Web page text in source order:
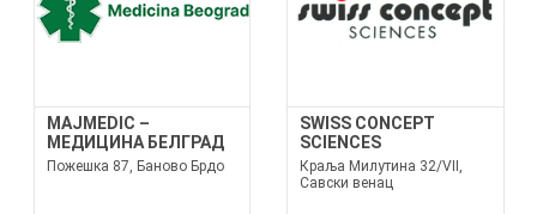
MAJMEDIC –
МЕДИЦИНА БЕЛГРАД
Пожешка 87, Баново Брдо
SWISS CONCEPT
SCIENCES
Краља Милутина 32/VII,
Савски венац